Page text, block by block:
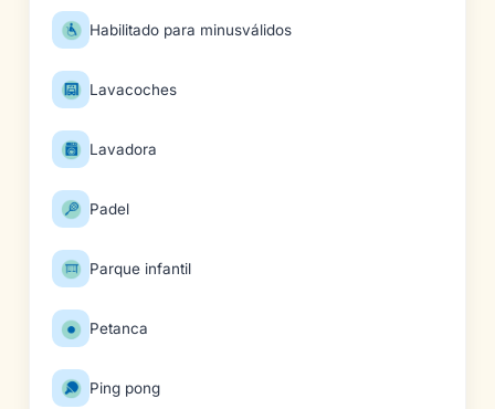
Habilitado para minusválidos
Lavacoches
Lavadora
Padel
Parque infantil
Petanca
Ping pong